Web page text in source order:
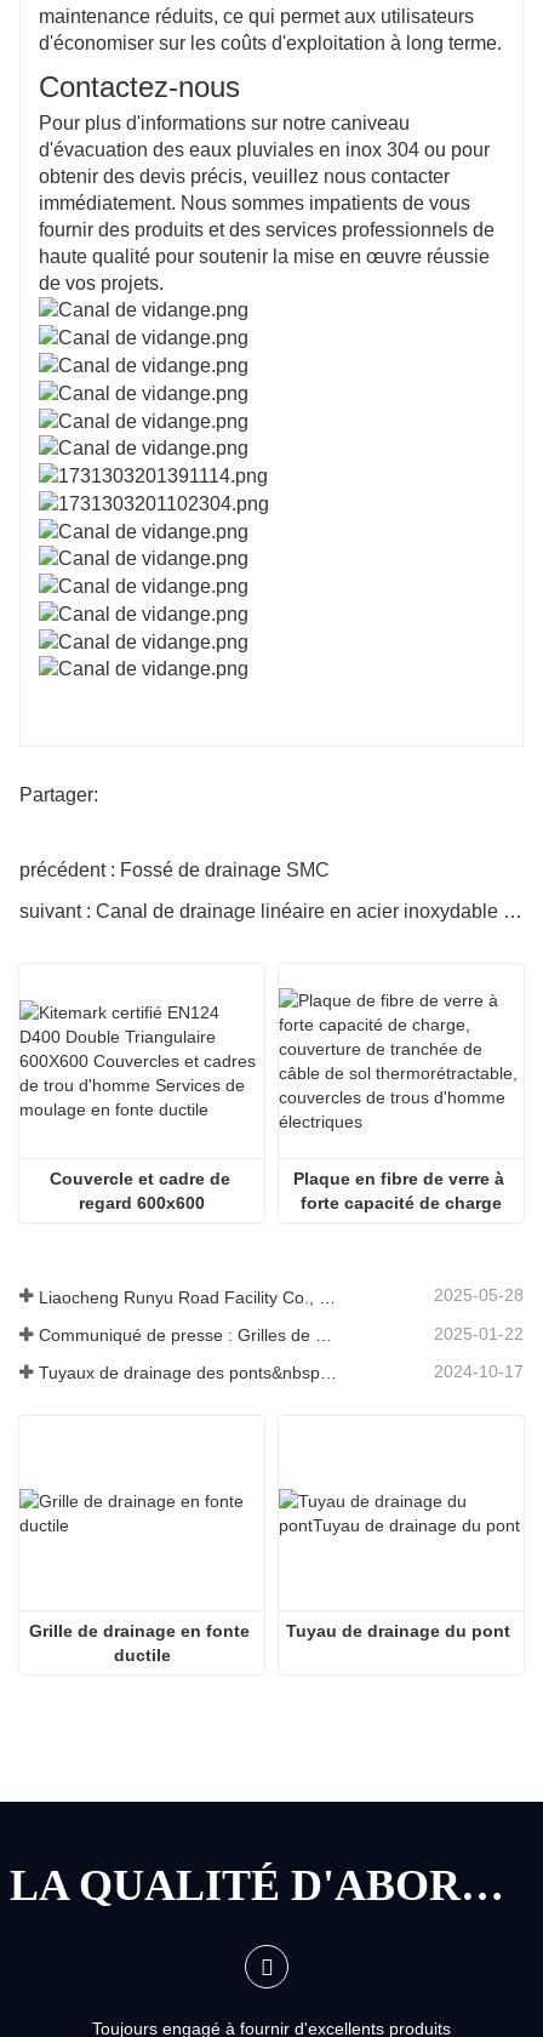
maintenance réduits, ce qui permet aux utilisateurs
d'économiser sur les coûts d'exploitation à long terme.
Contactez-nous
Pour plus d'informations sur notre caniveau
d'évacuation des eaux pluviales en inox 304 ou pour
obtenir des devis précis, veuillez nous contacter
immédiatement. Nous sommes impatients de vous
fournir des produits et des services professionnels de
haute qualité pour soutenir la mise en œuvre réussie
de vos projets.
Partager:
précédent : Fossé de drainage SMC
suivant : Canal de drainage linéaire en acier inoxydable OEM
Couvercle et cadre de
regard 600x600
Plaque en fibre de verre à
forte capacité de charge
2025-05-28
2025-01-22
Tuyaux de drainage des ponts&nbsp;: garantir une gestion efficace de l’eau dans les infrastructures modernes 2024-10-17
Grille de drainage en fonte
ductile
Tuyau de drainage du pont
LA QUALITÉ D'ABORD, LE SERVICE D'ABORD
Toujours engagé à fournir d'excellents produits